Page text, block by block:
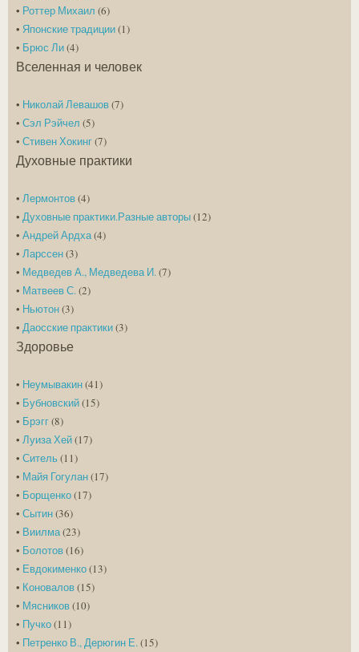
• Роттер Михаил (6)
• Японские традиции(1)
• Брюс Ли(4)
Вселенная и человек
• Николай Левашов(7)
• Сэл Рэйчел (5)
• Стивен Хокинг(7)
Духовные практики
• Лермонтов(4)
• Духовные практики.Разные авторы(12)
• Андрей Ардха(4)
• Ларссен(3)
• Медведев А., Медведева И. (7)
• Матвеев С. (2)
• Ньютон(3)
• Даосские практики(3)
Здоровье
• Неумывакин(41)
• Бубновский(15)
• Брэгг(8)
• Луиза Хей(17)
• Ситель(11)
• Майя Гогулан(17)
• Борщенко(17)
• Сытин(36)
• Виилма(23)
• Болотов(16)
• Евдокименко(13)
• Коновалов(15)
• Мясников(10)
• Пучко(11)
• Петренко В., Дерюгин Е. (15)